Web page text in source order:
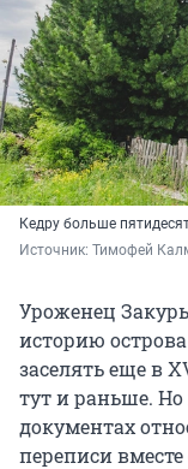
Кедру больше
Источник: Тимофей
Уроженец
историю
заселять еще в
тут и раньше.
документах
переписи